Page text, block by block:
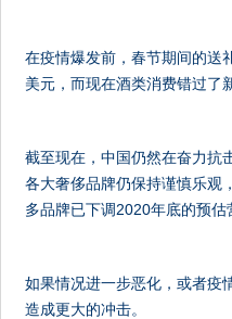
在疫情爆发前，春节期间的送
美元，而现在酒类消费错过了
截至现在，中国仍然在奋力抗
各大奢侈品牌仍保持谨慎乐观
多品牌已下调2020年底的预估
如果情况进一步恶化，或者疫
造成更大的冲击。